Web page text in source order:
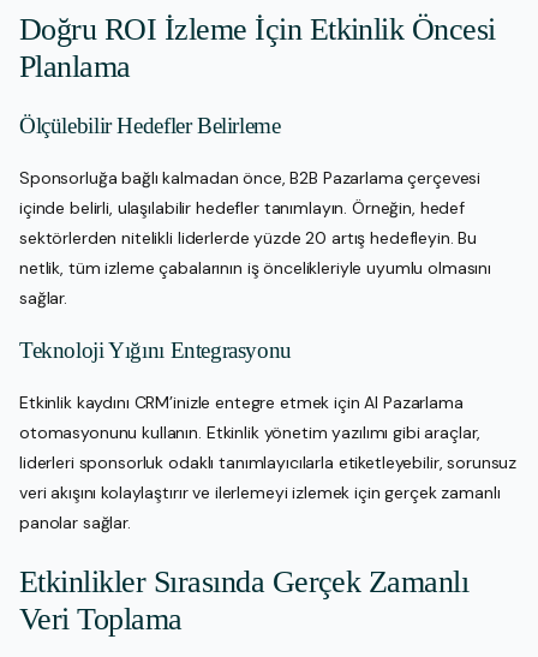
Doğru ROI İzleme İçin Etkinlik Öncesi
Planlama
Ölçülebilir Hedefler Belirleme
Sponsorluğa bağlı kalmadan önce, B2B Pazarlama çerçevesi
içinde belirli, ulaşılabilir hedefler tanımlayın. Örneğin, hedef
sektörlerden nitelikli liderlerde yüzde 20 artış hedefleyin. Bu
netlik, tüm izleme çabalarının iş öncelikleriyle uyumlu olmasını
sağlar.
Teknoloji Yığını Entegrasyonu
Etkinlik kaydını CRM’inizle entegre etmek için AI Pazarlama
otomasyonunu kullanın. Etkinlik yönetim yazılımı gibi araçlar,
liderleri sponsorluk odaklı tanımlayıcılarla etiketleyebilir, sorunsuz
veri akışını kolaylaştırır ve ilerlemeyi izlemek için gerçek zamanlı
panolar sağlar.
Etkinlikler Sırasında Gerçek Zamanlı
Veri Toplama